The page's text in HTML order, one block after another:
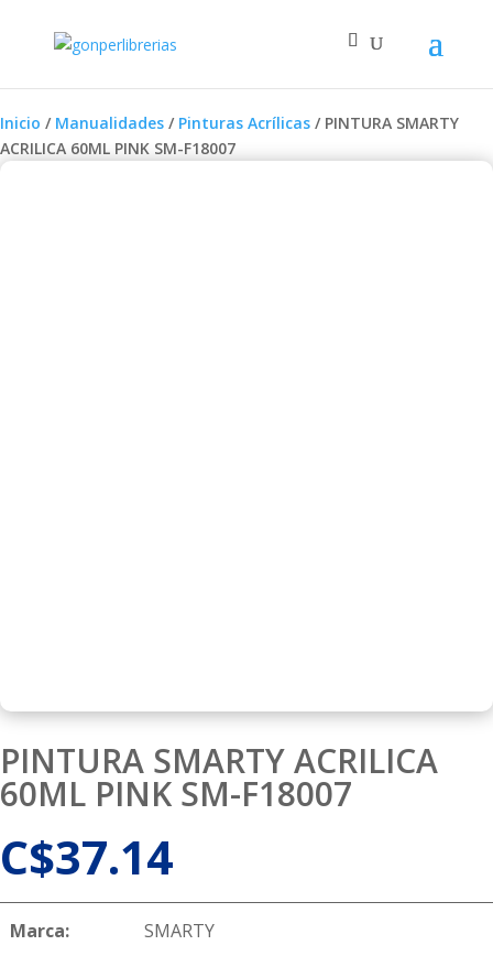
Inicio / Manualidades / Pinturas Acrílicas / PINTURA SMARTY
ACRILICA 60ML PINK SM-F18007
PINTURA SMARTY ACRILICA
60ML PINK SM-F18007
C$37.14
Marca: SMARTY